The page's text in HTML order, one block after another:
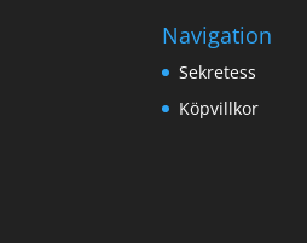
Navigation
Sekretess
Köpvillkor